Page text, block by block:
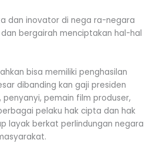
dan inovator di nega ra-negara
bergairah menciptakan hal-hal
bisa memiliki penghasilan
dibanding kan gaji presiden
penyanyi, pemain film produser,
pelaku hak cipta dan hak
layak berkat perlindungan negara